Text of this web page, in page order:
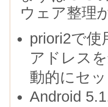
ウェア整理
priori2で
アドレス
動的にセ
Android